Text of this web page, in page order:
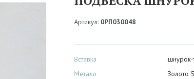
Артикул: 0РП030048
Вставка
Металл
шнурок-
Золото